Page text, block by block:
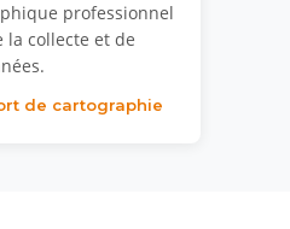
professionnel
la collecte et de
de cartographie